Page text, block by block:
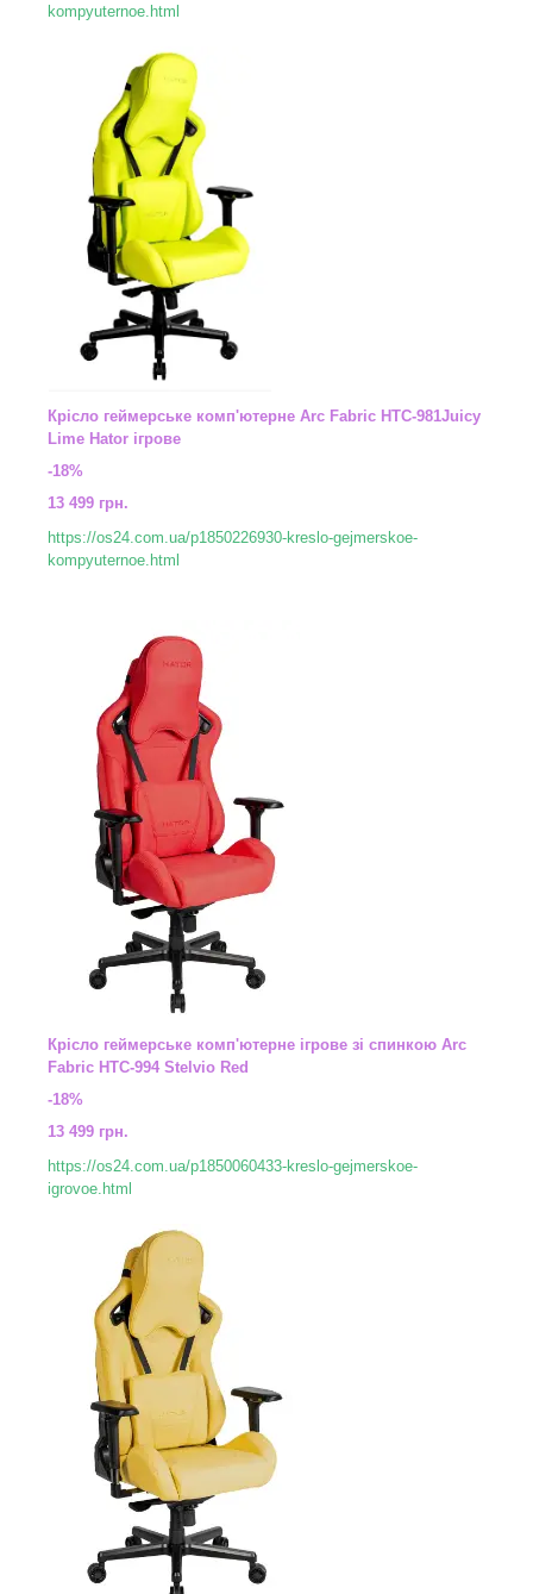
kompyuternoe.html
Крісло геймерське комп'ютерне Arc Fabric HTC-981Juicy
Lime Hator ігрове
-18%
13 499 грн.
https://os24.com.ua/p1850226930-kreslo-gejmerskoe-
kompyuternoe.html
Крісло геймерське комп'ютерне ігрове зі спинкою Arc
Fabric HTC-994 Stelvio Red
-18%
13 499 грн.
https://os24.com.ua/p1850060433-kreslo-gejmerskoe-
igrovoe.html